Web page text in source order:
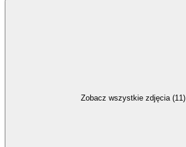
Zobacz wszystkie zdjęcia (11)